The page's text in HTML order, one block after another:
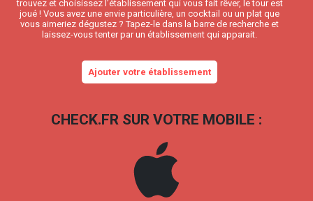
trouvez et choisissez l’établissement qui vous fait rêver, le tour est
joué ! Vous avez une envie particulière, un cocktail ou un plat que
vous aimeriez dégustez ? Tapez-le dans la barre de recherche et
laissez-vous tenter par un établissement qui apparait.
Ajouter votre établissement
CHECK.FR SUR VOTRE MOBILE :